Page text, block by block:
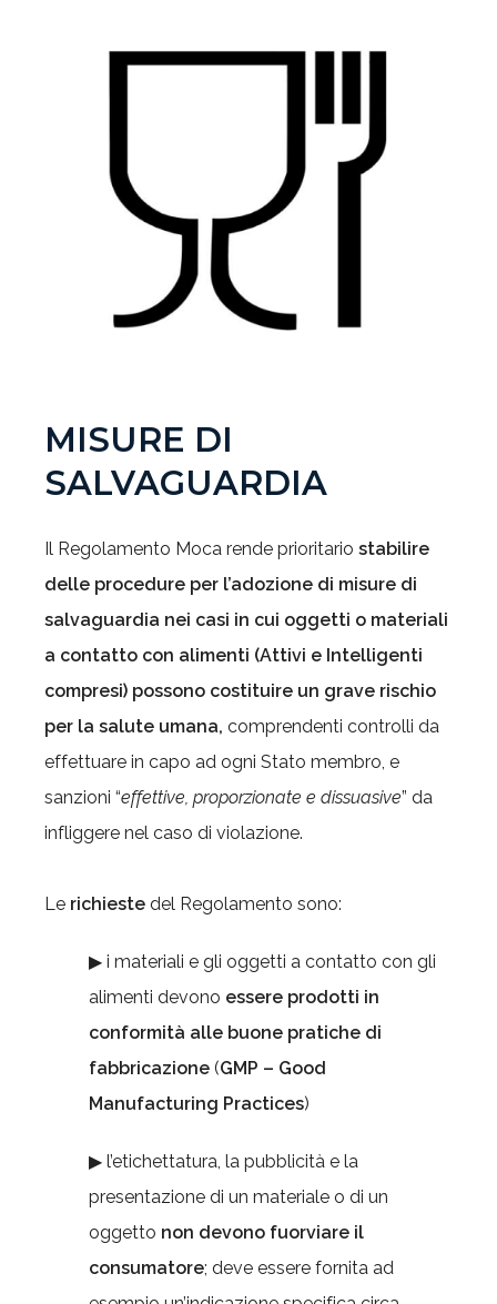
MISURE DI
SALVAGUARDIA
Il Regolamento Moca rende prioritario stabilire
delle procedure per l’adozione di misure di
salvaguardia nei casi in cui oggetti o materiali
a contatto con alimenti (Attivi e Intelligenti
compresi) possono costituire un grave rischio
per la salute umana, comprendenti controlli da
effettuare in capo ad ogni Stato membro, e
sanzioni “effettive, proporzionate e dissuasive” da
infliggere nel caso di violazione.
Le richieste del Regolamento sono:
▶ i materiali e gli oggetti a contatto con gli
alimenti devono essere prodotti in
conformità alle buone pratiche di
fabbricazione (GMP – Good
Manufacturing Practices)
▶ l’etichettatura, la pubblicità e la
presentazione di un materiale o di un
oggetto non devono fuorviare il
consumatore; deve essere fornita ad